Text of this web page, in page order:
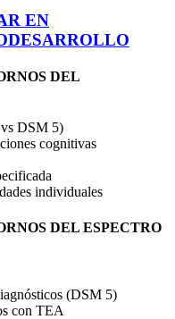
EN
DEL
DSM 5)
cognitivas
individuales
DEL ESPECTRO
(DSM 5)
con TEA